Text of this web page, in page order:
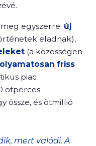
egyszerre: új
eladnak),
(a közösségen
friss
piac
ötperces
össze, és ötmillió
mert valódi. A